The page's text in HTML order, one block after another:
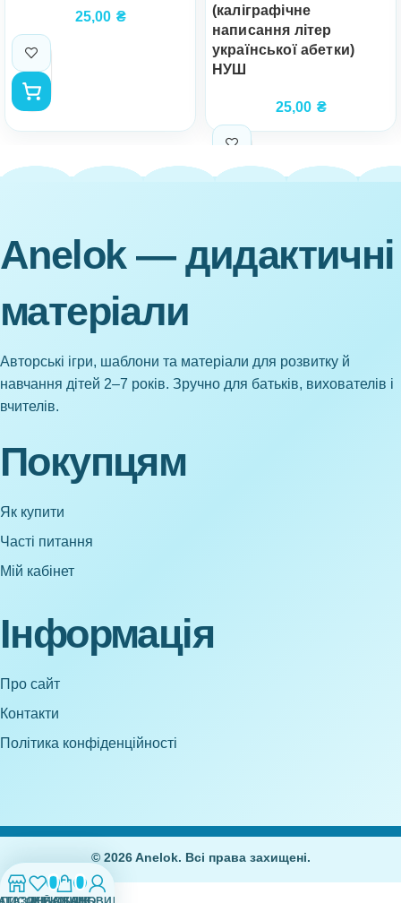
25,00 ₴
(каліграфічне
написання літер
української абетки)
НУШ
25,00 ₴
Anelok — дидактичні
матеріали
Авторські ігри, шаблони та матеріали для розвитку й
навчання дітей 2–7 років. Зручно для батьків, вихователів і
вчителів.
Покупцям
Як купити
Часті питання
Мій кабінет
Інформація
Про сайт
Контакти
Політика конфіденційності
0
БАЖАНЬ
0
КОШИК
МІЙ ОБЛІКОВИЙ ЗАПИС
© 2026 Anelok. Всі права захищені.